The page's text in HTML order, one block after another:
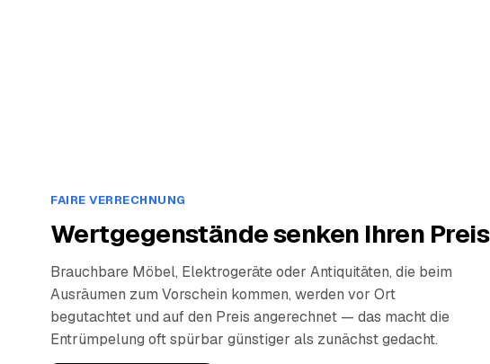
FAIRE VERRECHNUNG
Wertgegenstände senken Ihren Preis
Brauchbare Möbel, Elektrogeräte oder Antiquitäten, die beim
Ausräumen zum Vorschein kommen, werden vor Ort
begutachtet und auf den Preis angerechnet — das macht die
Entrümpelung oft spürbar günstiger als zunächst gedacht.